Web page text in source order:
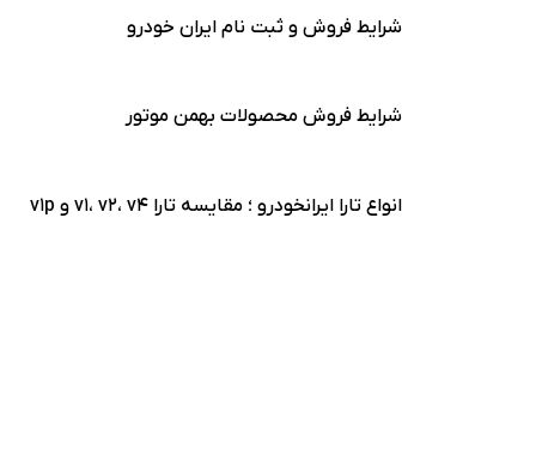
شرایط فروش و ثبت نام ایران خودرو
شرایط فروش محصولات بهمن موتور
انواع تارا ایرانخودرو ؛ مقایسه تارا v1، v2، v4 و v1p